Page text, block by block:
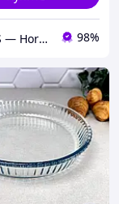
Посуд-PS — Horeca Посуда Подарки 98%